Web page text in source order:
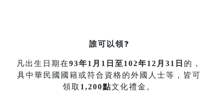
誰可以領❓
凡出生日期在93年1月1日至102年12月31日 的，
具中華民國國籍或符合資格的外國人士等，皆可
領取 1,200點文化禮金。